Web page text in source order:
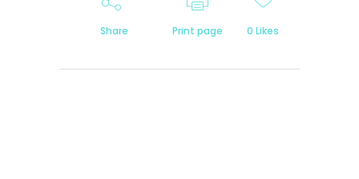
Share Print page 0 Likes